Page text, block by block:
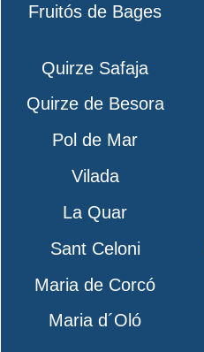
Fruitós de Bages
Quirze Safaja
Quirze de Besora
Pol de Mar
Vilada
La Quar
Sant Celoni
Maria de Corcó
Maria d´Oló